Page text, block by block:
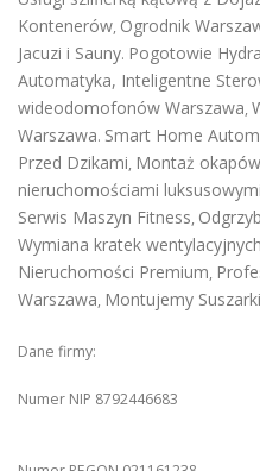
Kontenerów, Ogrodnik
Jacuzi i Sauny. Pogotowie
Automatyka, Inteligentne
wideodomofonów Warszawa,
Warszawa. Smart Home
Przed Dzikami, Montaż
nieruchomościami luksusowymi
Serwis Maszyn Fitness,
Wymiana kratek wentylacyjnych
Nieruchomości Premium,
Warszawa, Montujemy
Dane firmy:
Numer NIP 8792446683